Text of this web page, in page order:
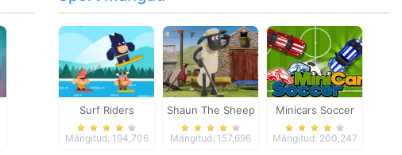
Surf Riders
Mängitud: 194,706
Shaun The Sheep
Baahmy Golf
Mängitud: 157,696
Minicars Soccer
Mängitud: 200,247